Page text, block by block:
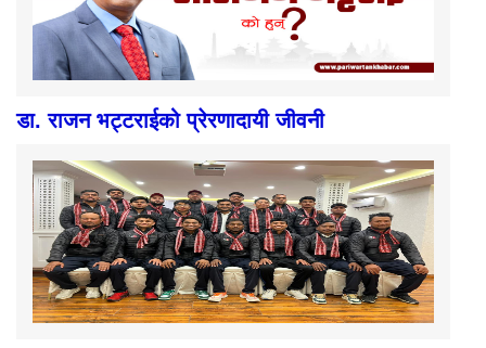
डा. राजन भट्टराईको प्रेरणादायी जीवनी